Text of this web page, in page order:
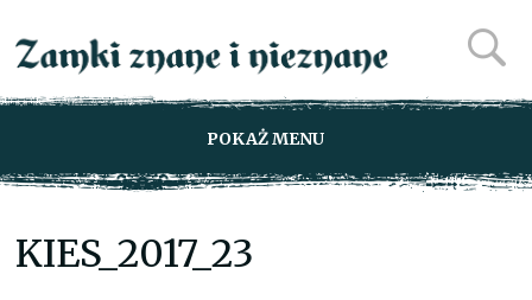
POKAŻ MENU
KIES_2017_23